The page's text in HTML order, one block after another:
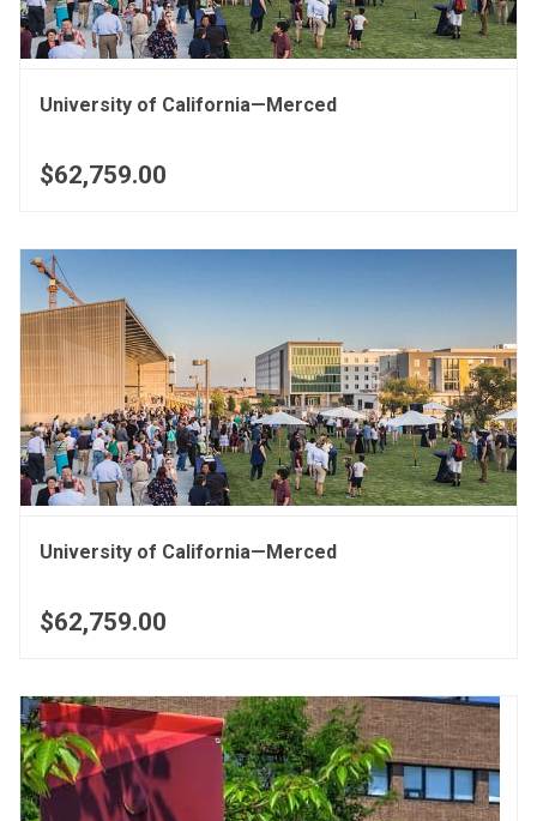
University of California—Merced
$62,759.00
University of California—Merced
$62,759.00